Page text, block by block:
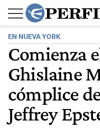
EN NUEVA YORK
Comienza
Ghislaine
cómplice
Jeffrey